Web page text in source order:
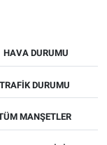
HAVA DURUMU
TRAFIK DURUMU
MANŞETLER